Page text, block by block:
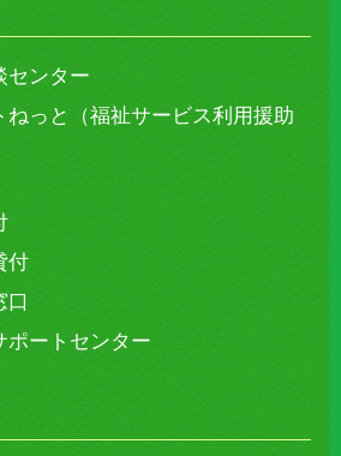
センター
ねっと（福祉サービス利用援助
付
口
ポートセンター